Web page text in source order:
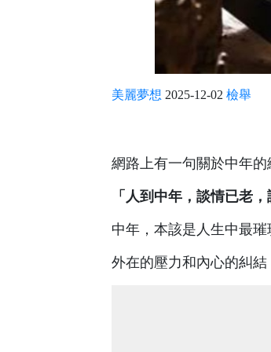
美麗夢想 2025-12-02 檢舉
網路上有一句關於中年的
「人到中年，談情已老
中年，本該是人生中最
外在的壓力和內心的糾結